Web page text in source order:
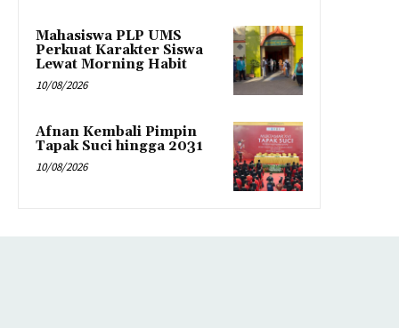
Mahasiswa PLP UMS
Perkuat Karakter Siswa
Lewat Morning Habit
10/08/2026
Afnan Kembali Pimpin
Tapak Suci hingga 2031
10/08/2026